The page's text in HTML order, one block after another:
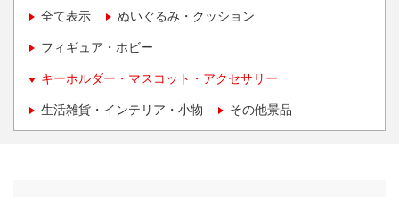
全て表示 ぬいぐるみ・クッション
フィギュア・ホビー
キーホルダー・マスコット・アクセサリー
生活雑貨・インテリア・小物 その他景品